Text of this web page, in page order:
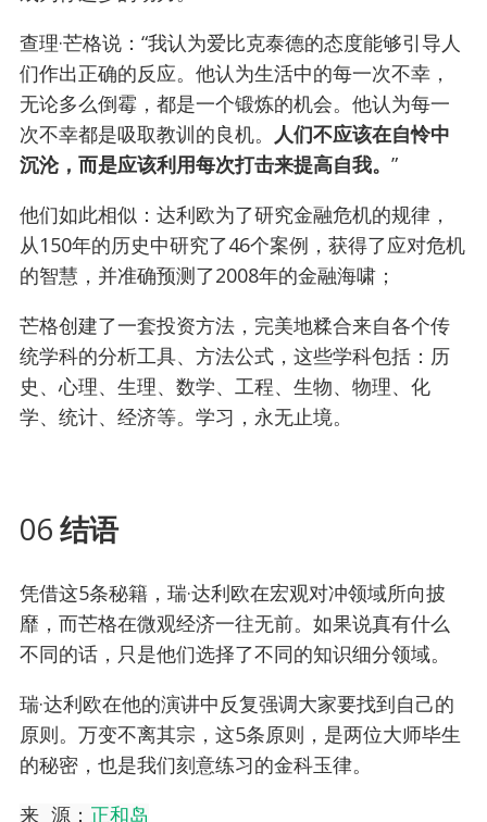
查理·芒格说：“我认为爱比克泰德的态度能够引导人
们作出正确的反应。他认为生活中的每一次不幸，
无论多么倒霉，都是一个锻炼的机会。他认为每一
次不幸都是吸取教训的良机。 人们不应该在自怜中
沉沦，而是应该利用每次打击来提高自我。 ”
他们如此相似：达利欧为了研究金融危机的规律，
从150年的历史中研究了46个案例，获得了应对危机
的智慧，并准确预测了2008年的金融海啸；
芒格创建了一套投资方法，完美地糅合来自各个传
统学科的分析工具、方法公式，这些学科包括：历
史、心理、生理、数学、工程、生物、物理、化
学、统计、经济等。学习，永无止境。
06结语
凭借这5条秘籍，瑞·达利欧在宏观对冲领域所向披
靡，而芒格在微观经济一往无前。如果说真有什么
不同的话，只是他们选择了不同的知识细分领域。
瑞·达利欧在他的演讲中反复强调大家要找到自己的
原则。万变不离其宗，这5条原则，是两位大师毕生
的秘密，也是我们刻意练习的金科玉律。
来 源： 正和岛